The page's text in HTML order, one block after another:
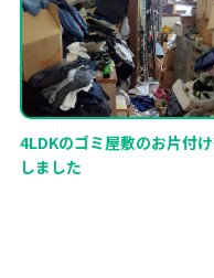
4LDKのゴミ屋敷のお片付
しました